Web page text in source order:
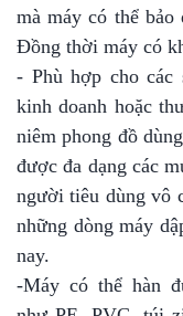
mà máy có thể
Đồng thời máy có
- Phù hợp cho các
kinh doanh hoặc
niêm phong đồ
được đa dạng các
người tiêu dùng vô
những dòng máy
nay.
-Máy có thể hàn